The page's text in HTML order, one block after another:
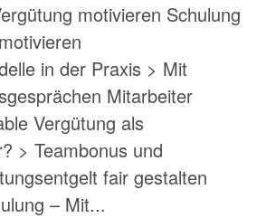
motivieren Schulung
in der Praxis > Mit
Mitarbeiter
Vergütung als
> Teambonus und
fair gestalten
– Mit...